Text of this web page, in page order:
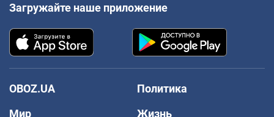
Загружайте наше приложение
OBOZ.UA
Политика
Мир
Жизнь